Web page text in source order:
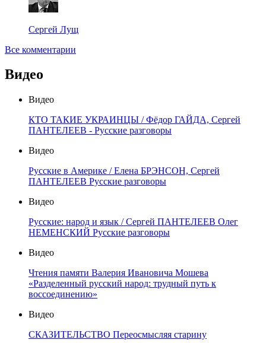
Сергей Лущ
Все комментарии
Видео
Видео
КТО ТАКИЕ УКРАИНЦЫ / Фёдор ГАЙДА, Сергей
ПАНТЕЛЕЕВ - Русские разговоры
Видео
Русские в Америке / Елена БРЭНСОН, Сергей
ПАНТЕЛЕЕВ Русские разговоры
Видео
Русские: народ и язык / Сергей ПАНТЕЛЕЕВ Олег
НЕМЕНСКИЙ Русские разговоры
Видео
Чтения памяти Валерия Ивановича Мошева
«Разделенный русский народ: трудный путь к
воссоединению»
Видео
СКАЗИТЕЛЬСТВО Переосмысляя старину